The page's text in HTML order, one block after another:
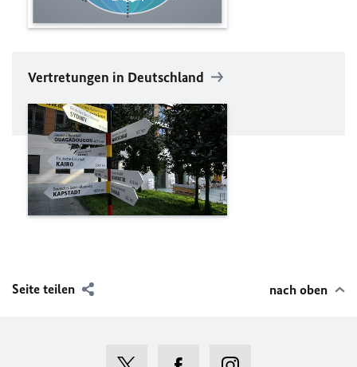
Vertretungen in Deutschland
Seite teilen nach oben